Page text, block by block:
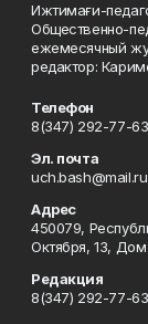
Ижтимағи-
Общественно-
ежемесячный
редактор:
Телефон
8(347) 292-77-63
Эл. почта
uch.bash@mail.ru
Адрес
450079,
Октября, 13,
Редакция
8(347) 292-77-63